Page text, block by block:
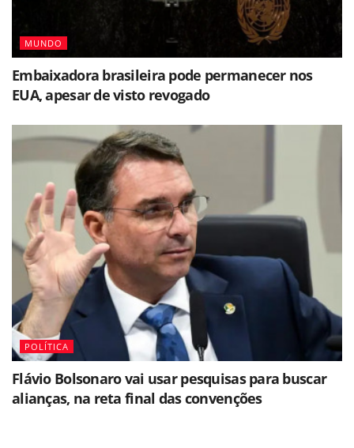
MUNDO
Embaixadora brasileira pode permanecer nos
EUA, apesar de visto revogado
POLÍTICA
Flávio Bolsonaro vai usar pesquisas para buscar
alianças, na reta final das convenções